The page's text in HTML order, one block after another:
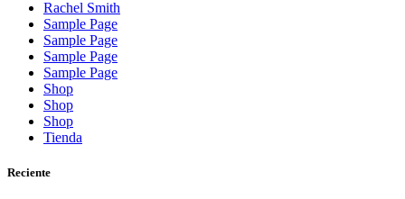
Rachel Smith
Sample Page
Sample Page
Sample Page
Sample Page
Shop
Shop
Shop
Tienda
Reciente